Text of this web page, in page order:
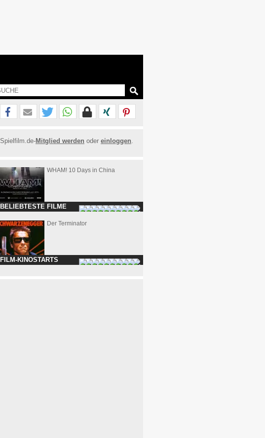
Spielfilm.de-Mitglied werden oder einloggen.
WHAM! 10 Days in China
BELIEBTESTE FILME
Der Terminator
FILM-KINOSTARTS